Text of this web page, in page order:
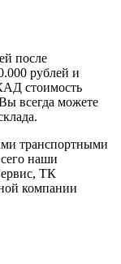
после
рублей и
стоимость
всегда можете
транспортными
наши
ТК
компании